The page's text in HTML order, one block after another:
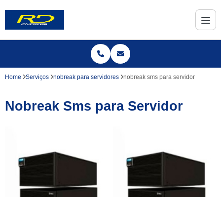
Home Serviços nobreak para servidores nobreak sms para servidor
Nobreak Sms para Servidor